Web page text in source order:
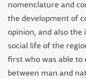
nomenclature and
the development of
opinion, and also
social life of the
first who was able to
between man and